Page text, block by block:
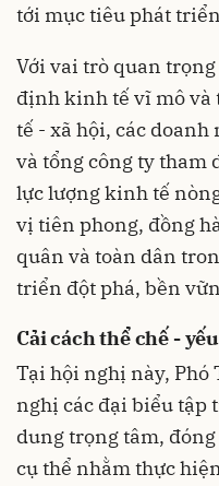
tới mục tiêu phát
Với vai trò quan
định kinh tế vĩ mô
tế - xã hội, các
và tổng công ty tham
lực lượng kinh tế
vị tiên phong, đồng
quân và toàn dân
triển đột phá, bền
Cải cách thể chế -
Tại hội nghị này, Phó
nghị các đại biểu tập
dung trọng tâm,
cụ thể nhằm thực